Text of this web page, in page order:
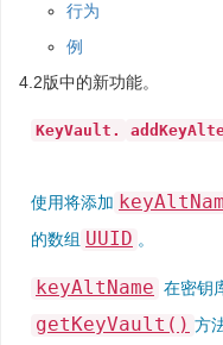
行为
例
4.2版中的新功能。
KeyVault.
使用将添加
的数组 UUID 。
keyAltName 在密钥
getKeyVault() 方